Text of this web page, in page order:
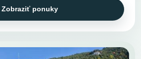
Zobraziť ponuky